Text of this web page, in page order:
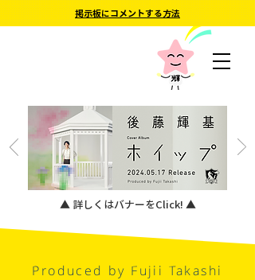
掲示板にコメントする方法
▲ 詳しくはバナーをClick! ▲
Produced by Fujii Takashi